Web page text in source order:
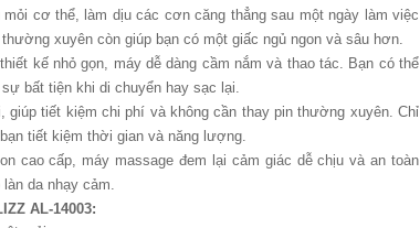
mỏi cơ thể, làm dịu các cơn căng thẳng sau một ngày làm việc
xuyên còn giúp bạn có một giấc ngủ ngon và sâu hơn.
kế nhỏ gọn, máy dễ dàng cầm nắm và thao tác. Bạn có thể
bất tiện khi di chuyển hay sạc lại.
giúp tiết kiệm chi phí và không cần thay pin thường xuyên. Chỉ
tiết kiệm thời gian và năng lượng.
cao cấp, máy massage đem lại cảm giác dễ chịu và an toàn
da nhạy cảm.
AL-14003: